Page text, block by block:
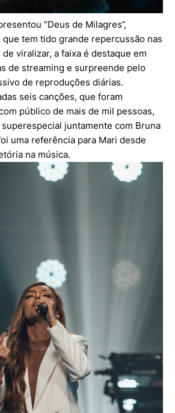
“Deus de Milagres”,
tem tido grande repercussão nas
viralizar, a faixa é destaque em
de streaming e surpreende pelo
de reproduções diárias.
seis canções, que foram
público de mais de mil pessoas,
juntamente com Bruna
uma referência para Mari desde
na música.